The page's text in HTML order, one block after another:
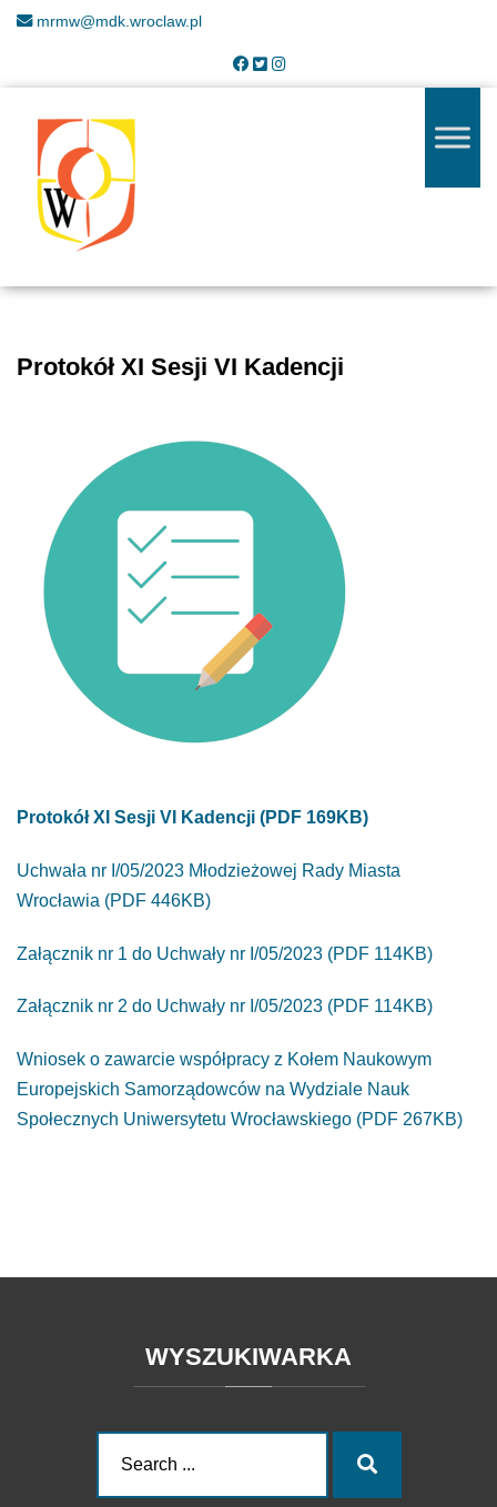
mrmw@mdk.wroclaw.pl
Protokół XI Sesji VI Kadencji
Protokół XI Sesji VI Kadencji (PDF 169KB)
Uchwała nr I/05/2023 Młodzieżowej Rady Miasta
Wrocławia (PDF 446KB)
Załącznik nr 1 do Uchwały nr I/05/2023 (PDF 114KB)
Załącznik nr 2 do Uchwały nr I/05/2023 (PDF 114KB)
Wniosek o zawarcie współpracy z Kołem Naukowym
Europejskich Samorządowców na Wydziale Nauk
Społecznych Uniwersytetu Wrocławskiego (PDF 267KB)
WYSZUKIWARKA